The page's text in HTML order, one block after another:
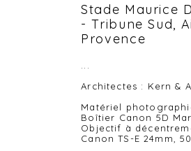
Stade Maurice
- Tribune Sud,
Provence
Architectes : Kern &
Matériel
Boîtier Canon 5D
Objectif à
Canon TS-E 24mm,